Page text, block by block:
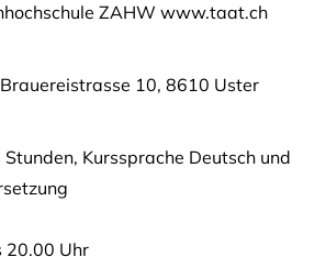
ZAHW www.taat.ch
10, 8610 Uster
Kurssprache Deutsch und
20.00 Uhr